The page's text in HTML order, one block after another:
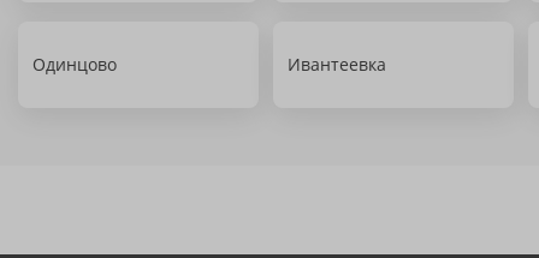
Одинцово Ивантеевка